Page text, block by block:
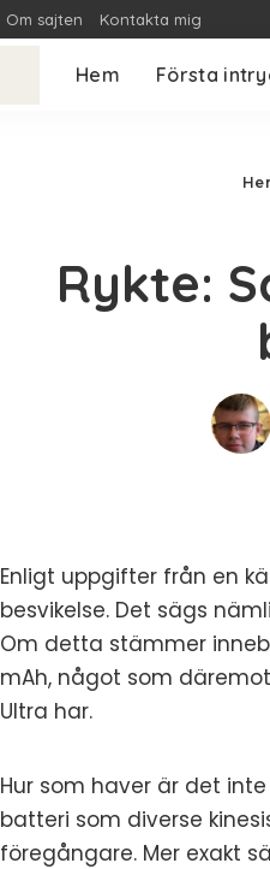
Om sajten Kontakta mig
Hem Första
Rykte:
Enligt uppgifter från en
besvikelse. Det sägs
Om detta stämmer
mAh, något som
Ultra har.
Hur som haver är det
batteri som diverse
föregångare. Mer exakt